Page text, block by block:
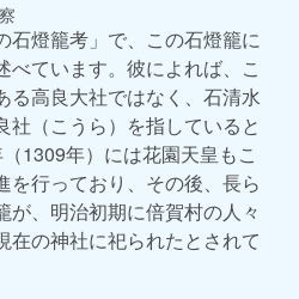
石燈籠考」で、この石燈籠に
べています。彼によれば、こ
る高良大社ではなく、石清水
社（こうら）を指していると
1309年）には花園天皇もこ
を行っており、その後、長ら
が、明治初期に倍賀村の人々
在の神社に祀られたとされて